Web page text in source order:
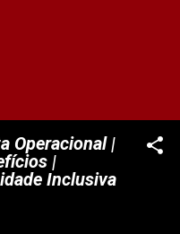
Operacional |
|
Inclusiva